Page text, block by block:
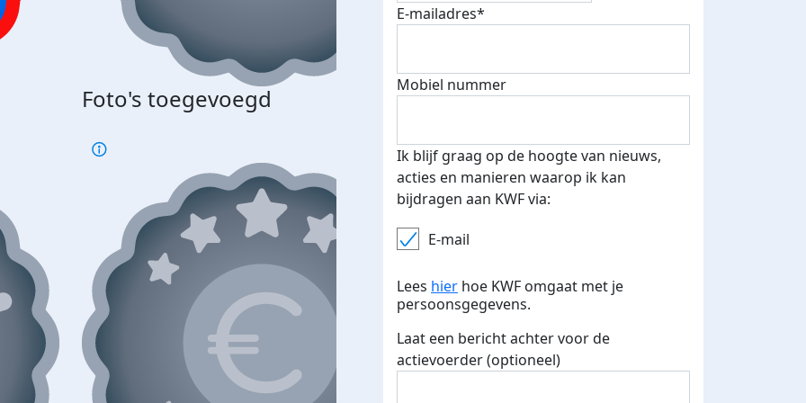
Foto's toegevoegd E-mails verstuurd
Bij 500 euro aan donaties ontvang
je je speciale KWF t-shirt!
E-mailadres*
Mobiel nummer
Ik blijf graag op de hoogte van nieuws,
acties en manieren waarop ik kan
bijdragen aan KWF via:
E-mail
Lees hier hoe KWF omgaat met je
persoonsgegevens.
Laat een bericht achter voor de
actievoerder (optioneel)